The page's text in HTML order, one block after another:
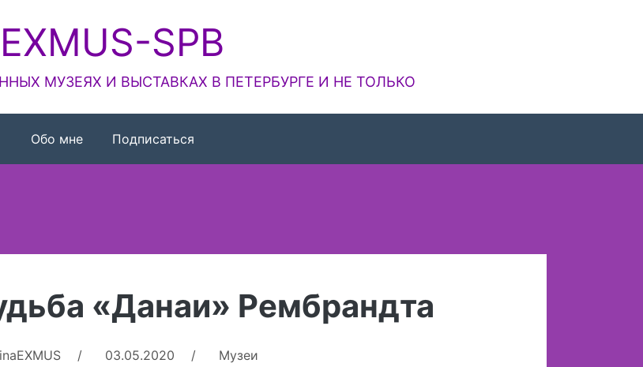
EXMUS-SPB
МУЗЕЯХ И ВЫСТАВКАХ В ПЕТЕРБУРГЕ И НЕ ТОЛЬКО
Обо мне Подписаться
«Данаи» Рембрандта
/ 03.05.2020 / Музеи